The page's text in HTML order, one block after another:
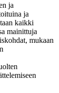
ja
ja
kaikki
mainittuja
mukaan